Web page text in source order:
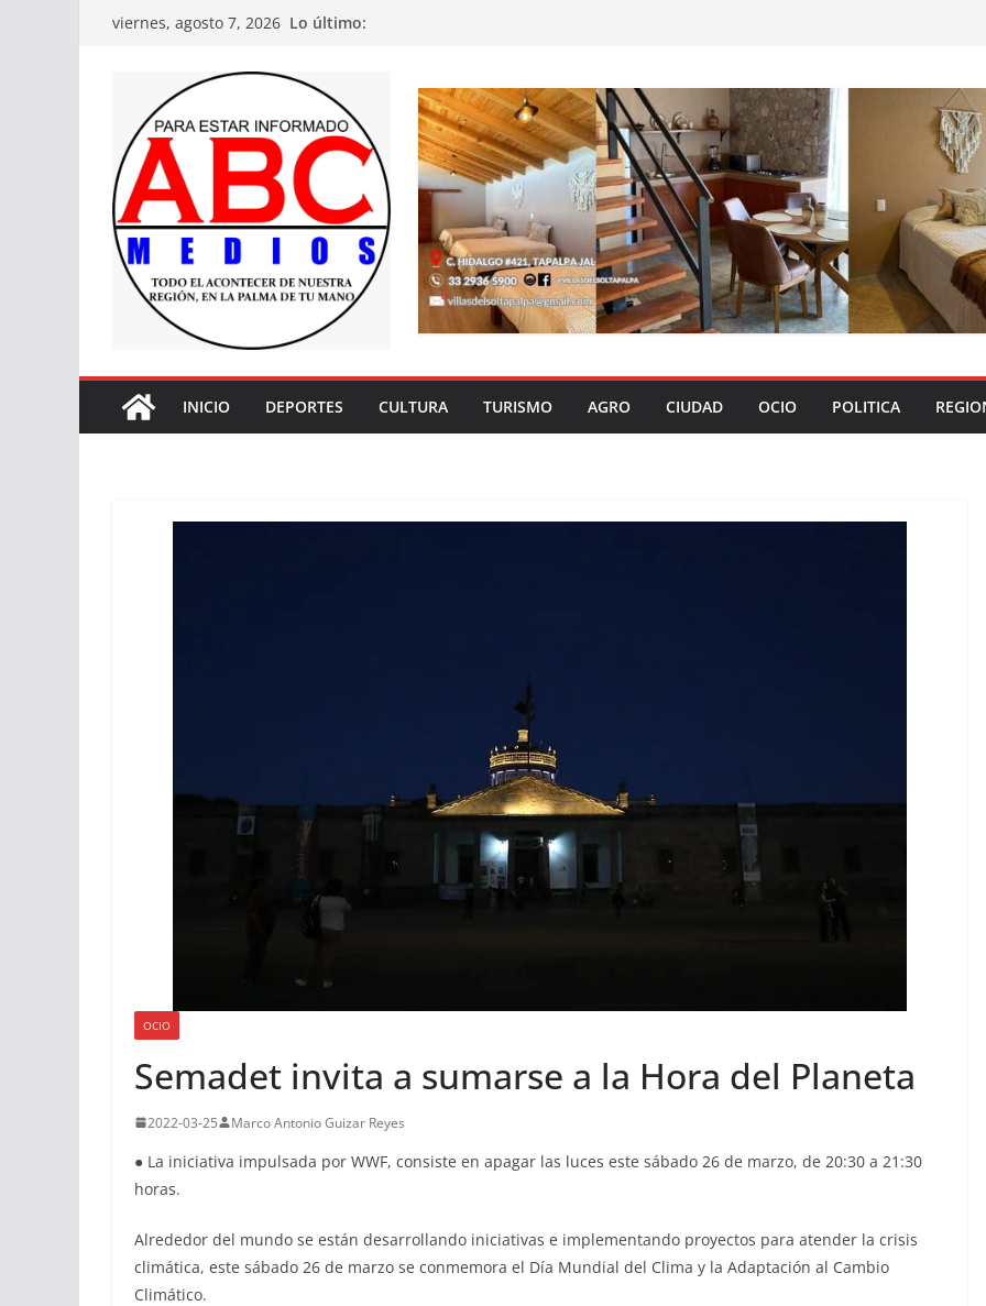
Saltarviernes, agosto 7, 2026 Lo último:
INICIO DEPORTES CULTURA TURISMO AGRO CIUDAD OCIO POLITICA
OCIO
Semadet invita a sumarse a la Hora del Planeta
2022-03-25 Marco Antonio Guizar Reyes
● La iniciativa impulsada por WWF, consiste en apagar las luces este sábado 26 de marzo, de 20:30 a 21:30
horas.
Alrededor del mundo se están desarrollando iniciativas e implementando proyectos para atender la crisis
climática, este sábado 26 de marzo se conmemora el Día Mundial del Clima y la Adaptación al Cambio
Climático.